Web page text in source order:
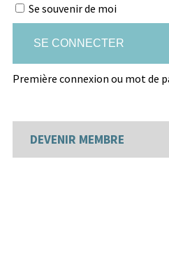
Se souvenir de moi
Première connexion ou mot de
DEVENIR MEMBRE